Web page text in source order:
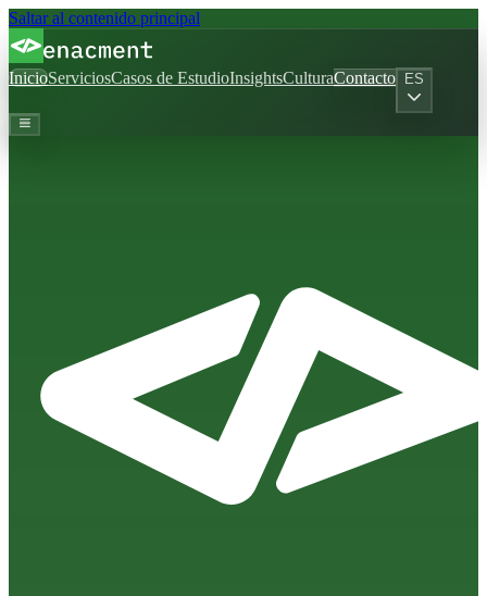
Saltar al contenido principal
InicioServiciosCasos de EstudioInsightsCulturaContacto ES